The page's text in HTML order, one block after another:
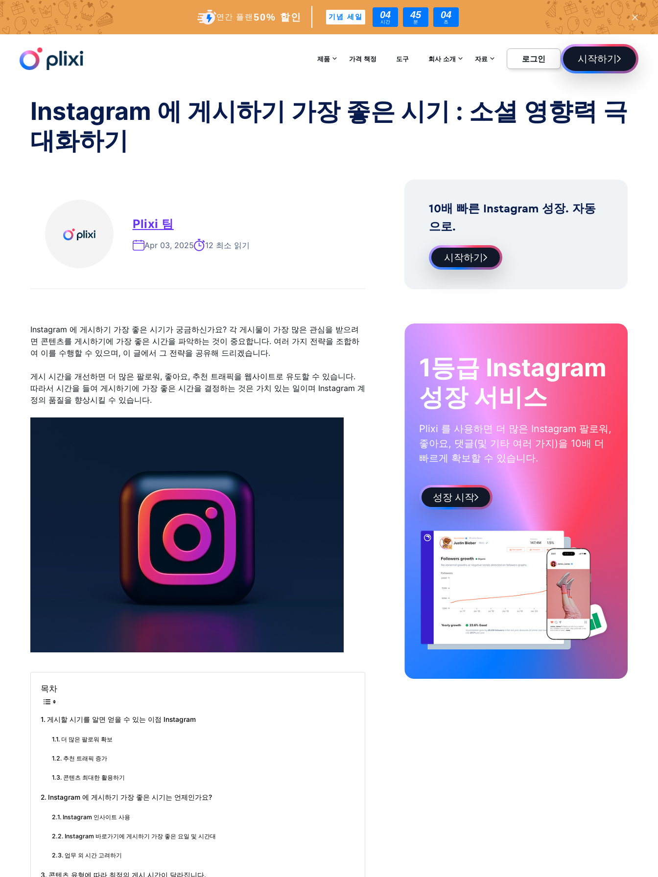
50% 할인
연간 플랜 기념 세일 04
시간
45
분
03
초
제품
자동 AI 기반 성장 엔진
가격 책정 도구 회사 소개
리뷰
자료
블로그
로그인 시작하기
홈/ 리소스 Instagram 에 게시하기 가장 좋은 시기 소셜 영향력 극대화하기
Instagram 에 게시하기 가장 좋은 시기 : 소셜 영향력 극
대화하기
Plixi 팀
Apr 03, 2025 12 최소 읽기
10배 빠른 Instagram 성장. 자동
으로.
시작하기
Instagram 에 게시하기 가장 좋은 시기가 궁금하신가요? 각 게시물이 가장 많은 관심을 받으려
면 콘텐츠를 게시하기에 가장 좋은 시간을 파악하는 것이 중요합니다. 여러 가지 전략을 조합하
여 이를 수행할 수 있으며, 이 글에서 그 전략을 공유해 드리겠습니다.
게시 시간을 개선하면 더 많은 팔로워, 좋아요, 추천 트래픽을 웹사이트로 유도할 수 있습니다.
따라서 시간을 들여 게시하기에 가장 좋은 시간을 결정하는 것은 가치 있는 일이며 Instagram 계
정의 품질을 향상시킬 수 있습니다.
목차
게시할 시기를 알면 얻을 수 있는 이점 Instagram
더 많은 팔로워 확보
추천 트래픽 증가
콘텐츠 최대한 활용하기
Instagram 에 게시하기 가장 좋은 시기는 언제인가요?
Instagram 인사이트 사용
Instagram 바로가기에 게시하기 가장 좋은 요일 및 시간대
업무 외 시간 고려하기
콘텐츠 유형에 따라 최적의 게시 시간이 달라집니다.
1등급 Instagram
성장 서비스
Plixi 를 사용하면 더 많은 Instagram 팔로워,
좋아요, 댓글(및 기타 여러 가지)을 10배 더
빠르게 확보할 수 있습니다.
성장 시작